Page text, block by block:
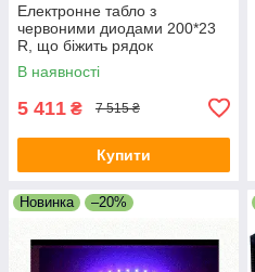
Електронне табло з
червоними диодами 200*23
R, що біжить рядок
водонепроникна
В наявності
5 411 ₴ 7 515 ₴
Купити
Новинка –20%